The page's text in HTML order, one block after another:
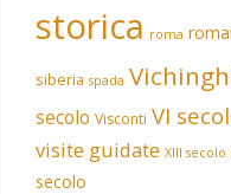
storica roma
siberia spada
secolo Visconti VI
visite guidate XIII secolo
secolo